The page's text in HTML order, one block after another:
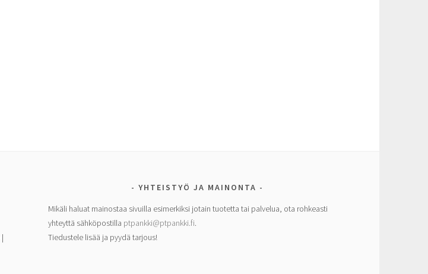
|
YHTEISTYÖ JA MAINONTA
Mikäli haluat mainostaa sivuilla esimerkiksi jotain tuotetta tai palvelua, ota rohkeasti
yhteyttä sähköpostilla ptpankki@ptpankki.fi.
Tiedustele lisää ja pyydä tarjous!